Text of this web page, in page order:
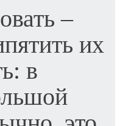
–
их
в